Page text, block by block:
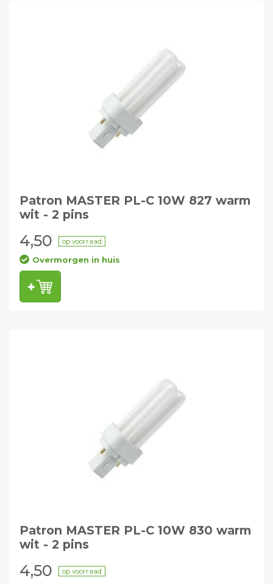
Patron MASTER PL-C 10W 827 warm
wit - 2 pins
4,50 op voorraad
Overmorgen in huis
Patron MASTER PL-C 10W 830 warm
wit - 2 pins
4,50 op voorraad